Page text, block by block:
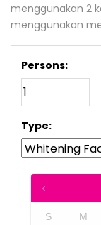
menggunakan 2
menggunakan
Persons:
Type:
S M